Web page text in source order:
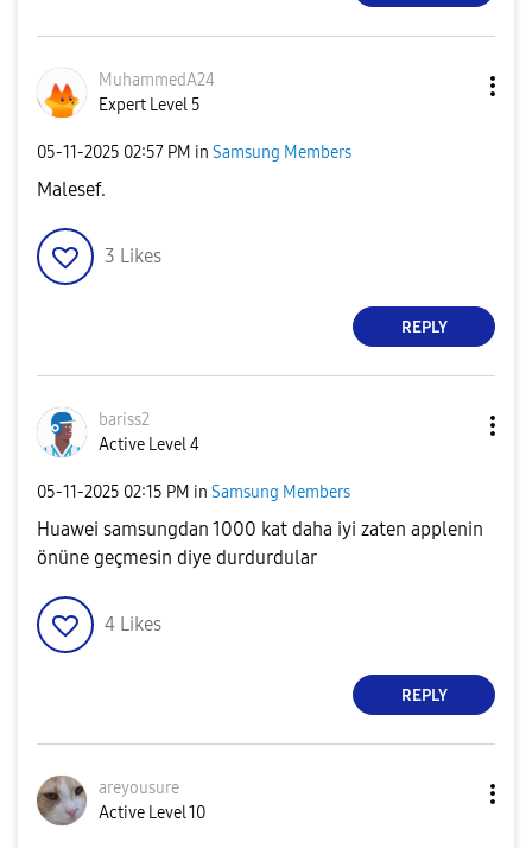
MuhammedA24
Expert Level 5
‎05-11-2025 02:57 PM in Samsung Members
Malesef.
3 Likes
REPLY
bariss2
Active Level 4
‎05-11-2025 02:15 PM in Samsung Members
Huawei samsungdan 1000 kat daha iyi zaten applenin
önüne geçmesin diye durdurdular
4 Likes
REPLY
areyousure
Active Level 10